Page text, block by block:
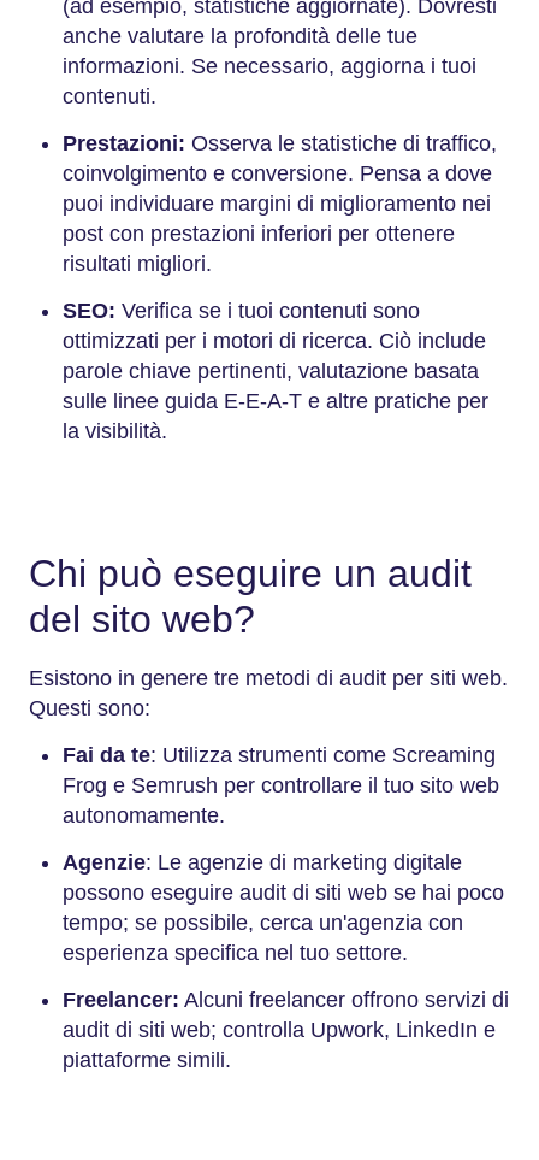
(ad esempio, statistiche aggiornate). Dovresti
anche valutare la profondità delle tue
informazioni. Se necessario, aggiorna i tuoi
contenuti.
Prestazioni: Osserva le statistiche di traffico,
coinvolgimento e conversione. Pensa a dove
puoi individuare margini di miglioramento nei
post con prestazioni inferiori per ottenere
risultati migliori.
SEO: Verifica se i tuoi contenuti sono
ottimizzati per i motori di ricerca. Ciò include
parole chiave pertinenti, valutazione basata
sulle linee guida E-E-A-T e altre pratiche per
la visibilità.
Chi può eseguire un audit
del sito web?
Esistono in genere tre metodi di audit per siti web.
Questi sono:
Fai da te: Utilizza strumenti come Screaming
Frog e Semrush per controllare il tuo sito web
autonomamente.
Agenzie: Le agenzie di marketing digitale
possono eseguire audit di siti web se hai poco
tempo; se possibile, cerca un'agenzia con
esperienza specifica nel tuo settore.
Freelancer: Alcuni freelancer offrono servizi di
audit di siti web; controlla Upwork, LinkedIn e
piattaforme simili.